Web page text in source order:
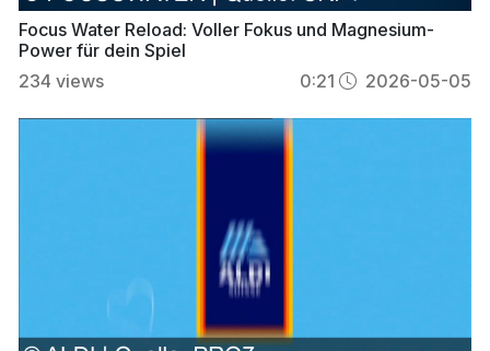
Focus Water Reload: Voller Fokus und Magnesium-
Power für dein Spiel
234 views 0:21 2026-05-05